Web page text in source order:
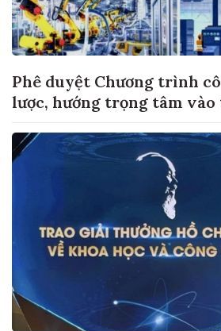
Phê duyệt Chương trình
lược, hướng trọng tâm vào